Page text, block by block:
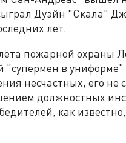
Дуэйн "Скала"
лет.
пожарной охраны
в
несчастных, его не
должностных
как